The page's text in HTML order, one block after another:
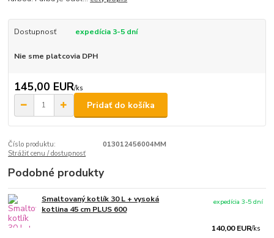
Dostupnosť expedícia 3-5 dní
Nie sme platcovia DPH
145,00 EUR/ks
Pridať do košíka
Číslo produktu:
013012456004MM
Strážiť cenu / dostupnosť
Podobné produkty
Smaltovaný kotlík 30 L + vysoká
kotlina 45 cm PLUS 600
140,00 EUR/ks
expedícia 3-5 dní